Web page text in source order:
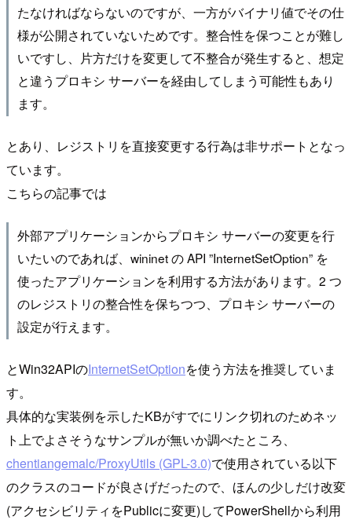
たなければならないのですが、一方がバイナリ値でその仕
様が公開されていないためです。整合性を保つことが難し
いですし、片方だけを変更して不整合が発生すると、想定
と違うプロキシ サーバーを経由してしまう可能性もあり
ます。
とあり、レジストリを直接変更する行為は非サポートとなっ
ています。
こちらの記事では
外部アプリケーションからプロキシ サーバーの変更を行
いたいのであれば、wininet の API ”InternetSetOption” を
使ったアプリケーションを利用する方法があります。2 つ
のレジストリの整合性を保ちつつ、プロキシ サーバーの
設定が行えます。
とWin32APIのInternetSetOptionを使う方法を推奨していま
す。
具体的な実装例を示したKBがすでにリンク切れのためネッ
ト上でよさそうなサンプルが無いか調べたところ、
chentiangemalc/ProxyUtils (GPL-3.0)で使用されている以下
のクラスのコードが良さげだったので、ほんの少しだけ改変
(アクセシビリティをPublicに変更)してPowerShellから利用